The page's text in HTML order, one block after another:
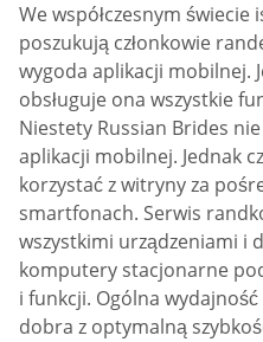
We współczesnym
poszukują członkowie
wygoda aplikacji mobilnej.
obsługuje ona wszystkie
Niestety Russian Brides
aplikacji mobilnej. Jednak
korzystać z witryny za
smartfonach. Serwis
wszystkimi urządzeniami i
komputery stacjonarne
i funkcji. Ogólna
dobra z optymalną